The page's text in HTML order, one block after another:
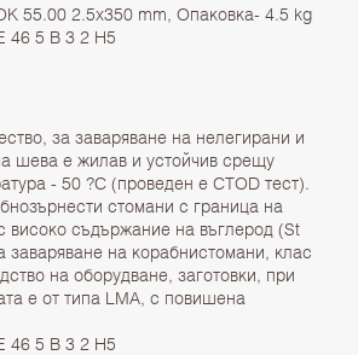
55.00 2.5x350 mm, Опаковка- 4.5 kg
46 5 B 3 2 H5
за заваряване на нелегирани и
шева е жилав и устойчив срещу
- 50 ?C (проведен е CTOD тест).
стомани с граница на
високо съдържание на въглерод (St
на корабнистомани, клас
на оборудване, заготовки, при
е от типа LMA, с повишена
46 5 B 3 2 H5